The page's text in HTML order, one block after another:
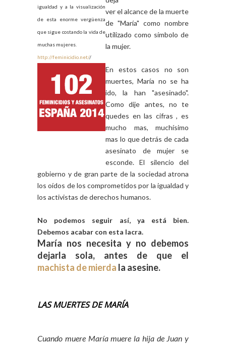
igualdad y a la visualización
de esta enorme vergüenza
que sigue costando la vida de
muchas mujeres.
http://feminicidio.net//
ver el alcance de la muerte
de "María" como nombre
utilizado como símbolo de
la mujer.
En estos casos no son
muertes, María no se ha
ido, la han "asesinado".
Como dije antes, no te
quedes en las cifras , es
mucho mas, muchísimo
mas lo que detrás de cada
asesinato de mujer se
esconde. El silencio del
gobierno y de gran parte de la sociedad atrona
los oídos de los comprometidos por la igualdad y
los activistas de derechos humanos.
No podemos seguir así, ya está bien.
Debemos acabar con esta lacra.
María nos necesita y no debemos
dejarla sola, antes de que el
machista de mierda la asesine.
LAS MUERTES DE MARÍA
Cuando muere María muere la hija de Juan y